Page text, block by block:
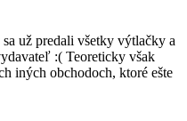
už predali všetky výtlačky a
:( Teoreticky však
iných obchodoch, ktoré ešte